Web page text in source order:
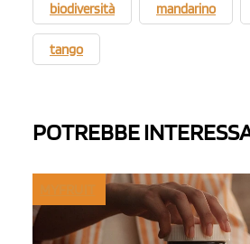
biodiversità mandarino
tango
POTREBBE